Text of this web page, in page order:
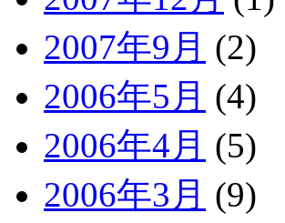
2007年9月 (2)
2006年5月 (4)
2006年4月 (5)
2006年3月 (9)